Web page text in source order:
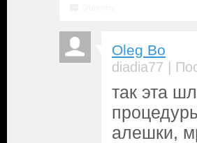
Oleg Bo
diadia77 |
так эта
алешки,